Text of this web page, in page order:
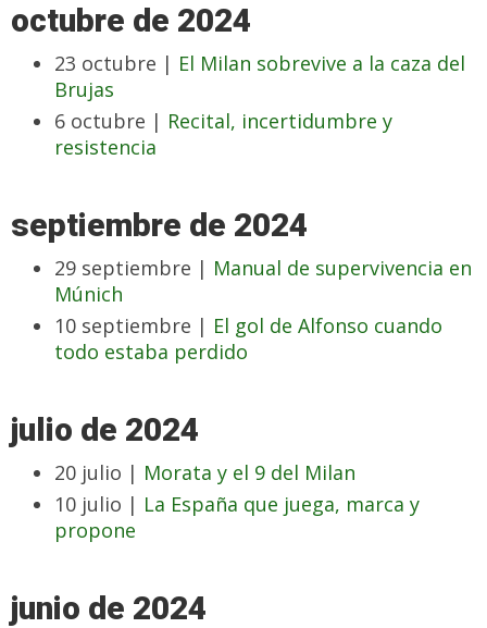
octubre de 2024
23 octubre | El Milan sobrevive a la caza del
Brujas
6 octubre | Recital, incertidumbre y
resistencia
septiembre de 2024
29 septiembre | Manual de supervivencia en
Múnich
10 septiembre | El gol de Alfonso cuando
todo estaba perdido
julio de 2024
20 julio | Morata y el 9 del Milan
10 julio | La España que juega, marca y
propone
junio de 2024